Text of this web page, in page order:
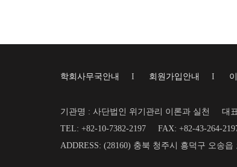
학회사무국안내 I 회원가입안내 I
기관명 : 사단법인 위기관리 이론과 실천 대
TEL: +82-10-7382-2197
FAX: +82-43-264-
ADDRESS: (28160) 충북 청주시 흥덕구 오송